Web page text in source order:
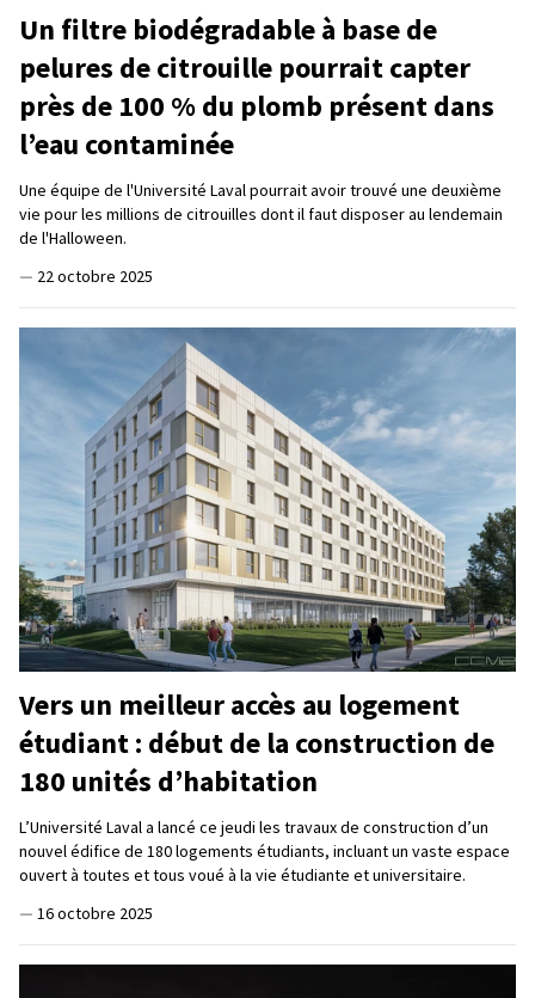
Un filtre biodégradable à base de
pelures de citrouille pourrait capter
près de 100 % du plomb présent dans
l’eau contaminée
Une équipe de l'Université Laval pourrait avoir trouvé une deuxième
vie pour les millions de citrouilles dont il faut disposer au lendemain
de l'Halloween.
— 22 octobre 2025
Vers un meilleur accès au logement
étudiant : début de la construction de
180 unités d’habitation
L’Université Laval a lancé ce jeudi les travaux de construction d’un
nouvel édifice de 180 logements étudiants, incluant un vaste espace
ouvert à toutes et tous voué à la vie étudiante et universitaire.
— 16 octobre 2025